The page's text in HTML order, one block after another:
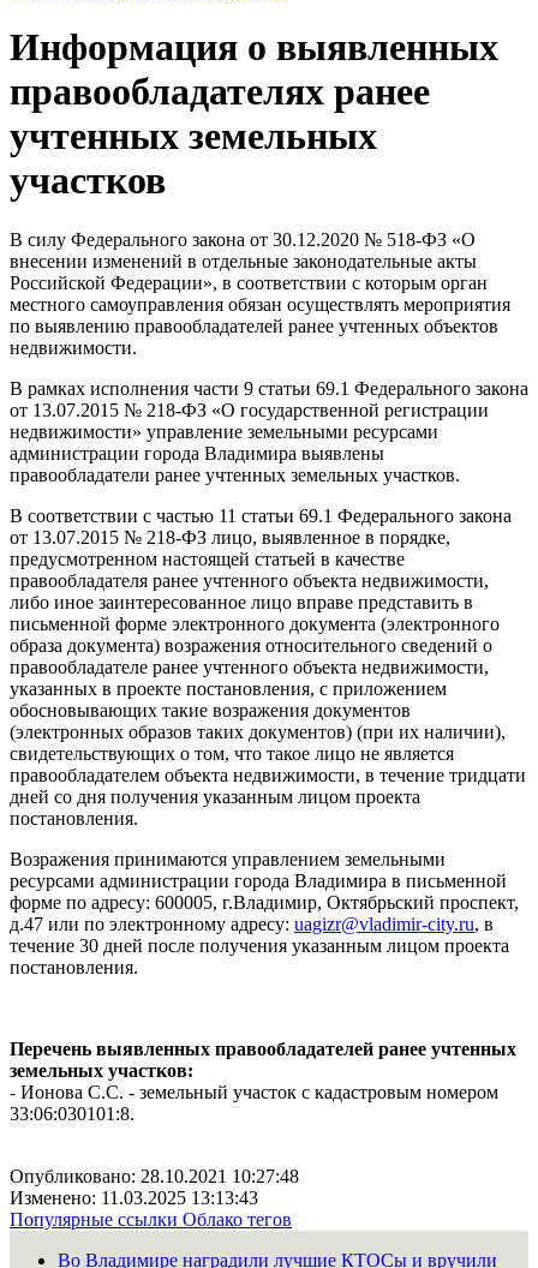
Информация о выявленных
правообладателях ранее
учтенных земельных
участков
В силу Федерального закона от 30.12.2020 № 518-ФЗ «О
внесении изменений в отдельные законодательные акты
Российской Федерации», в соответствии с которым орган
местного самоуправления обязан осуществлять мероприятия
по выявлению правообладателей ранее учтенных объектов
недвижимости.
В рамках исполнения части 9 статьи 69.1 Федерального закона
от 13.07.2015 № 218-ФЗ «О государственной регистрации
недвижимости» управление земельными ресурсами
администрации города Владимира выявлены
правообладатели ранее учтенных земельных участков.
В соответствии с частью 11 статьи 69.1 Федерального закона
от 13.07.2015 № 218-ФЗ лицо, выявленное в порядке,
предусмотренном настоящей статьей в качестве
правообладателя ранее учтенного объекта недвижимости,
либо иное заинтересованное лицо вправе представить в
письменной форме электронного документа (электронного
образа документа) возражения относительного сведений о
правообладателе ранее учтенного объекта недвижимости,
указанных в проекте постановления, с приложением
обосновывающих такие возражения документов
(электронных образов таких документов) (при их наличии),
свидетельствующих о том, что такое лицо не является
правообладателем объекта недвижимости, в течение тридцати
дней со дня получения указанным лицом проекта
постановления.
Возражения принимаются управлением земельными
ресурсами администрации города Владимира в письменной
форме по адресу: 600005, г.Владимир, Октябрьский проспект,
д.47 или по электронному адресу: uagizr@vladimir-city.ru, в
течение 30 дней после получения указанным лицом проекта
постановления.
Перечень выявленных правообладателей ранее учтенных
земельных участков:
- Ионова С.С. - земельный участок с кадастровым номером
33:06:030101:8.
Опубликовано: 28.10.2021 10:27:48
Изменено: 11.03.2025 13:13:43
Популярные ссылки Облако тегов
Во Владимире наградили лучшие КТОСы и вручили